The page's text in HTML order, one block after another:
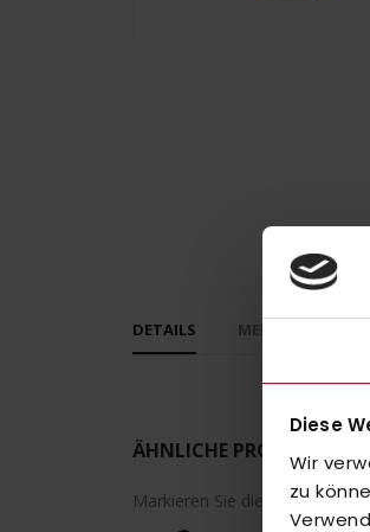
Diese
Wir
zu
DETAILS MEHR
ÄHNLICHE PRODUKTE
Markieren Sie die Artikel, um